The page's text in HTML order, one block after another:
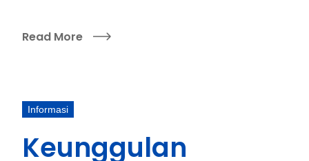
Read More
Informasi
Keunggulan